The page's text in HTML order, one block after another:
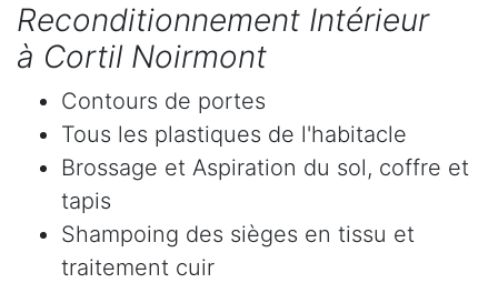
Reconditionnement Intérieur
à Cortil Noirmont
Contours de portes
Tous les plastiques de l'habitacle
Brossage et Aspiration du sol, coffre et
tapis
Shampoing des sièges en tissu et
traitement cuir